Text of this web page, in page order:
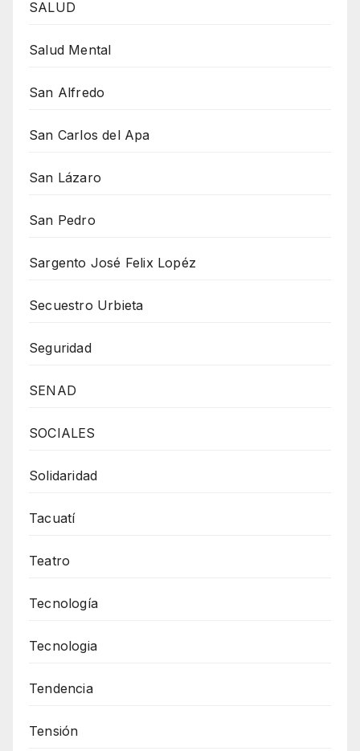
SALUD
Salud Mental
San Alfredo
San Carlos del Apa
San Lázaro
San Pedro
Sargento José Felix Lopéz
Secuestro Urbieta
Seguridad
SENAD
SOCIALES
Solidaridad
Tacuatí
Teatro
Tecnología
Tecnologia
Tendencia
Tensión